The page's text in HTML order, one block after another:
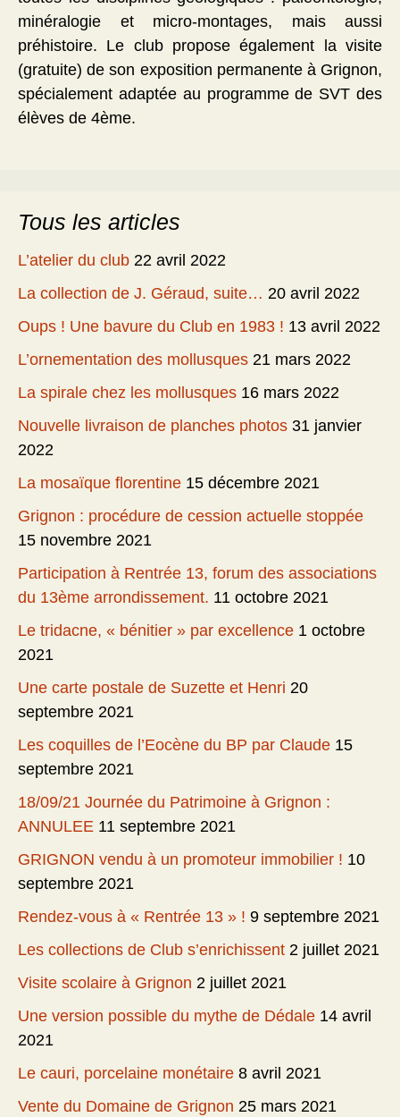
minéralogie et micro-montages, mais aussi
préhistoire. Le club propose également la visite
(gratuite) de son exposition permanente à Grignon,
spécialement adaptée au programme de SVT des
élèves de 4ème.
Tous les articles
L’atelier du club 22 avril 2022
La collection de J. Géraud, suite… 20 avril 2022
Oups ! Une bavure du Club en 1983 ! 13 avril 2022
L’ornementation des mollusques 21 mars 2022
La spirale chez les mollusques 16 mars 2022
Nouvelle livraison de planches photos 31 janvier
2022
La mosaïque florentine 15 décembre 2021
Grignon : procédure de cession actuelle stoppée
15 novembre 2021
Participation à Rentrée 13, forum des associations
du 13ème arrondissement. 11 octobre 2021
Le tridacne, « bénitier » par excellence 1 octobre
2021
Une carte postale de Suzette et Henri 20
septembre 2021
Les coquilles de l’Eocène du BP par Claude 15
septembre 2021
18/09/21 Journée du Patrimoine à Grignon :
ANNULEE 11 septembre 2021
GRIGNON vendu à un promoteur immobilier ! 10
septembre 2021
Rendez-vous à « Rentrée 13 » ! 9 septembre 2021
Les collections de Club s’enrichissent 2 juillet 2021
Visite scolaire à Grignon 2 juillet 2021
Une version possible du mythe de Dédale 14 avril
2021
Le cauri, porcelaine monétaire 8 avril 2021
Vente du Domaine de Grignon 25 mars 2021